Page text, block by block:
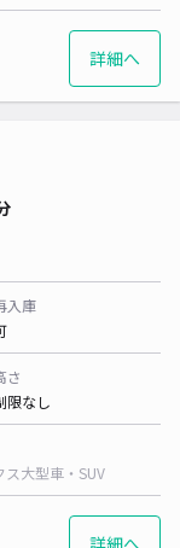
詳細へ
入庫
さ
限なし
ス大型車・SUV
詳細へ